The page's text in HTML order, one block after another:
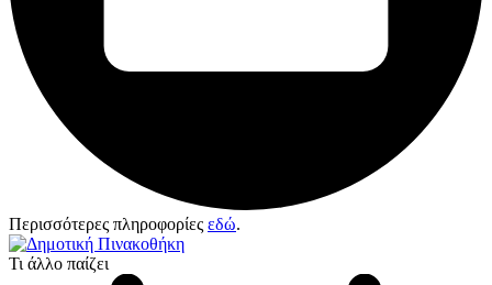
Περισσότερες πληροφορίες εδώ.
Τι άλλο παίζει